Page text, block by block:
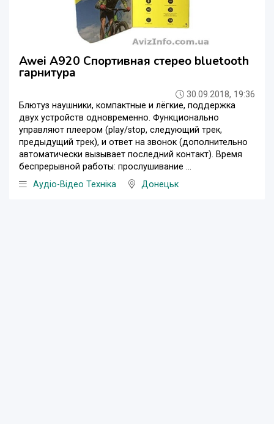
Awei A920 Спортивная стерео bluetooth
гарнитура
30.09.2018, 19:36
Блютуз наушники, компактные и лёгкие, поддержка
двух устройств одновременно. Функционально
управляют плеером (play/stop, следующий трек,
предыдущий трек), и ответ на звонок (дополнительно
автоматически вызывает последний контакт). Время
беспрерывной работы: прослушивание ...
Аудіо-Відео Техніка
Донецьк